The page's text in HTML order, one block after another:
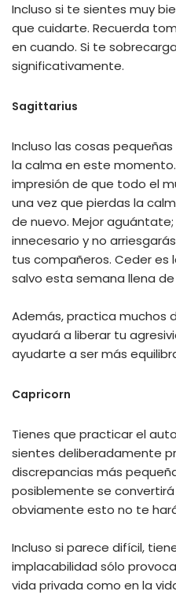
Incluso si te sientes muy
que cuidarte. Recuerda
en cuando. Si te
significativamente.
Sagittarius
Incluso las cosas
la calma en este
impresión de que todo el
una vez que pierdas la
de nuevo. Mejor
innecesario y no
tus compañeros. Ceder es
salvo esta semana llena
Además, practica muchos
ayudará a liberar tu
ayudarte a ser más
Capricorn
Tienes que practicar el
sientes deliberadamente
discrepancias más
posiblemente se
obviamente esto no te
Incluso si parece difícil,
implacabilidad sólo
vida privada como en la